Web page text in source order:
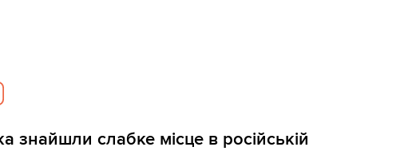
знайшли слабке місце в російській